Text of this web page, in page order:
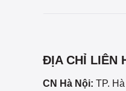
ĐỊA CHỈ LIÊN
CN Hà Nội: TP.